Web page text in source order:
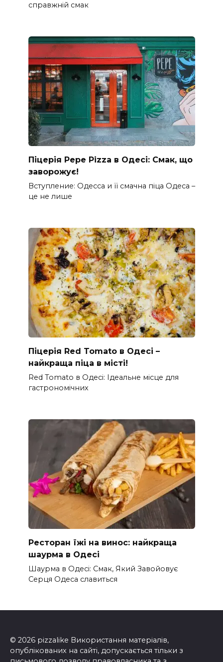
справжній смак
Піцерія Pepe Pizza в Одесі: Смак, що
заворожує!
Вступление: Одесса и її смачна піца Одеса –
це не лише
Піцерія Red Tomato в Одесі –
найкраща піца в місті!
Red Tomato в Одесі: Ідеальне місце для
гастрономічних
Ресторан їжі на винос: найкраща
шаурма в Одесі
Шаурма в Одесі: Смак, Який Завойовує
Серця Одеса славиться
© 2026 pizzalike Використання матеріалів,
опублікованих на сайті, допускається тільки з